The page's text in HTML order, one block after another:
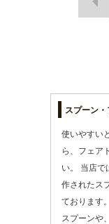
スプーン
使いやすい
ら、フェア
い。 当店で
作されたス
ております
スプーンや